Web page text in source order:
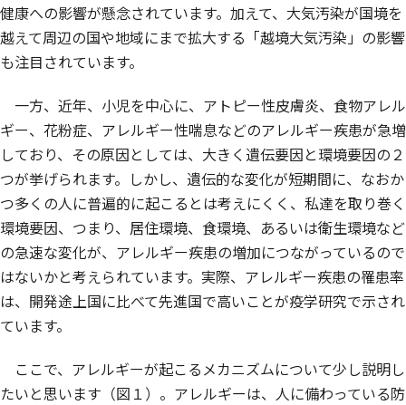
健康への影響が懸念されています。加えて、大気汚染が国境を
越えて周辺の国や地域にまで拡大する「越境大気汚染」の影響
も注目されています。
一方、近年、小児を中心に、アトピー性皮膚炎、食物アレル
ギー、花粉症、アレルギー性喘息などのアレルギー疾患が急増
しており、その原因としては、大きく遺伝要因と環境要因の２
つが挙げられます。しかし、遺伝的な変化が短期間に、なおか
つ多くの人に普遍的に起こるとは考えにくく、私達を取り巻く
環境要因、つまり、居住環境、食環境、あるいは衛生環境など
の急速な変化が、アレルギー疾患の増加につながっているので
はないかと考えられています。実際、アレルギー疾患の罹患率
は、開発途上国に比べて先進国で高いことが疫学研究で示され
ています。
ここで、アレルギーが起こるメカニズムについて少し説明し
たいと思います（図１）。アレルギーは、人に備わっている防